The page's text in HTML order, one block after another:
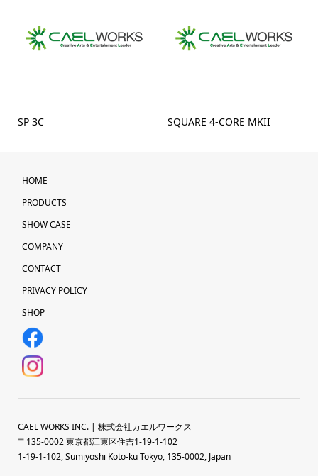
SP 3C SQUARE 4-CORE MKII
HOME
PRODUCTS
SHOW CASE
COMPANY
CONTACT
PRIVACY POLICY
SHOP
CAEL WORKS INC. | 株式会社カエルワークス
〒135-0002 東京都江東区住吉1-19-1-102
1-19-1-102, Sumiyoshi Koto-ku Tokyo, 135-0002, Japan